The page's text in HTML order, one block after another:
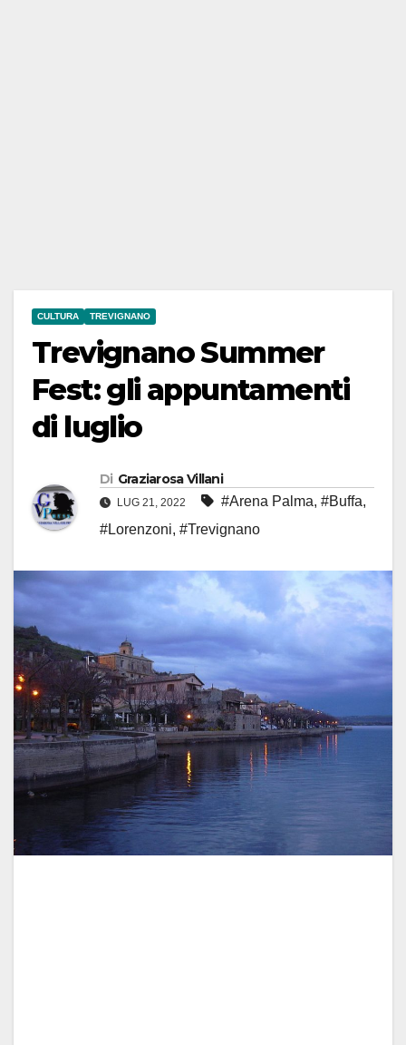
CULTURA TREVIGNANO
Trevignano Summer
Fest: gli appuntamenti
di luglio
Di Graziarosa Villani
LUG 21, 2022 #Arena Palma, #Buffa,
#Lorenzoni, #Trevignano